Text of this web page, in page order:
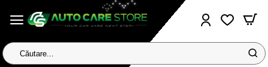
Căutare...